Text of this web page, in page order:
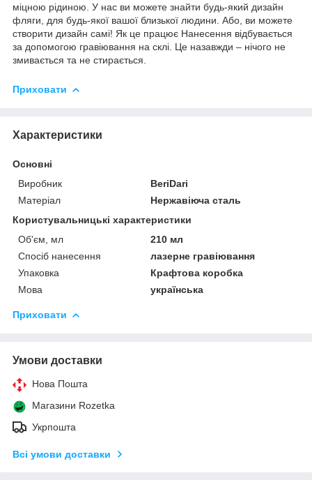
міцною рідиною. У нас ви можете знайти будь-який дизайн
фляги, для будь-якої вашої близької людини. Або, ви можете
створити дизайн самі! Як це працює Нанесення відбувається
за допомогою гравіювання на склі. Це назавжди – нічого не
змивається та не стирається.
Приховати
Характеристики
Основні
Виробник
BeriDari
Матеріал
Нержавіюча сталь
Користувальницькі характеристики
Об'єм, мл
210 мл
Спосіб нанесення
лазерне гравіювання
Упаковка
Крафтова коробка
Мова
українська
Приховати
Умови доставки
Нова Пошта
Магазини Rozetka
Укрпошта
Всі умови доставки